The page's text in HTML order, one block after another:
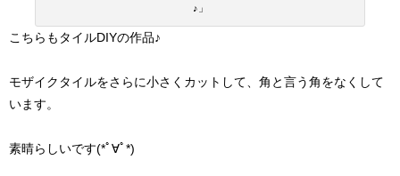
♪」
こちらもタイルDIYの作品♪
モザイクタイルをさらに小さくカットして、角と言う角をなくして
います。
素晴らしいです(*ﾟ∀ﾟ*)